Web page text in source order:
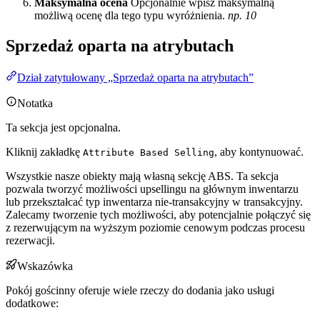
Maksymalna ocena Opcjonalnie wpisz maksymalną
możliwą ocenę dla tego typu wyróżnienia. np. 10
Sprzedaż oparta na atrybutach
Dział zatytułowany „Sprzedaż oparta na atrybutach”
Notatka
Ta sekcja jest opcjonalna.
Kliknij zakładkę Attribute Based Selling, aby kontynuować.
Wszystkie nasze obiekty mają własną sekcję ABS. Ta sekcja
pozwala tworzyć możliwości upsellingu na głównym inwentarzu
lub przekształcać typ inwentarza nie-transakcyjny w transakcyjny.
Zalecamy tworzenie tych możliwości, aby potencjalnie połączyć się
z rezerwującym na wyższym poziomie cenowym podczas procesu
rezerwacji.
Wskazówka
Pokój gościnny oferuje wiele rzeczy do dodania jako usługi
dodatkowe: